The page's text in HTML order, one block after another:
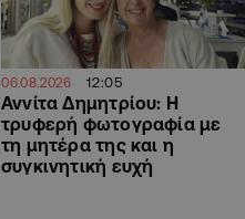
06.08.2026 12:05
Αννίτα Δημητρίου: Η
τρυφερή φωτογραφία με
τη μητέρα της και η
συγκινητική ευχή